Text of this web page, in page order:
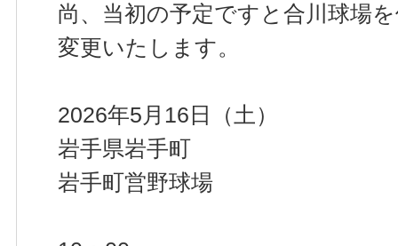
尚、当初の予定ですと合川球場
変更いたします。
2026年5月16日（土）
岩手県岩手町
岩手町営野球場